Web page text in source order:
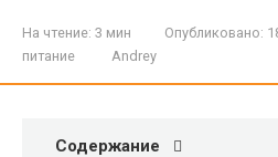
На чтение: 3 мин Опубликовано:
питание
Andrey
Содержание